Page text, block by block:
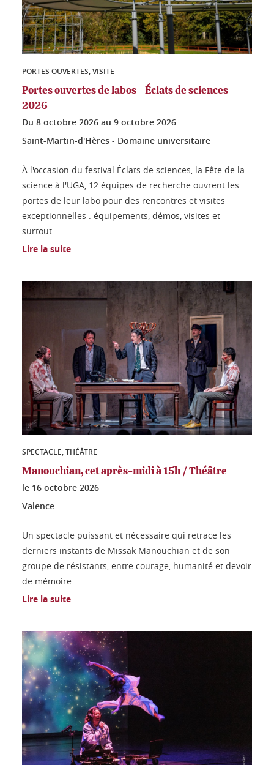
PORTES OUVERTES, VISITE
Portes ouvertes de labos - Éclats de sciences
2026
Du 8 octobre 2026 au 9 octobre 2026
Saint-Martin-d'Hères - Domaine universitaire
À l'occasion du festival Éclats de sciences, la Fête de la
science à l'UGA, 12 équipes de recherche ouvrent les
portes de leur labo pour des rencontres et visites
exceptionnelles : équipements, démos, visites et
surtout ...
Lire la suite
SPECTACLE, THÉÂTRE
Manouchian, cet après-midi à 15h / Théâtre
le 16 octobre 2026
Valence
Un spectacle puissant et nécessaire qui retrace les
derniers instants de Missak Manouchian et de son
groupe de résistants, entre courage, humanité et devoir
de mémoire.
Lire la suite